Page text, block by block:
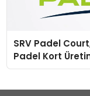
SRV Padel
Padel Kort